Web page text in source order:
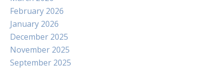
February 2026
January 2026
December 2025
November 2025
September 2025